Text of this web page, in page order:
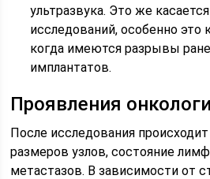
ультразвука. Это же
исследований, особенно это
когда имеются разрывы
имплантатов.
Проявления
После исследования
размеров узлов, состояние
метастазов. В зависимости от